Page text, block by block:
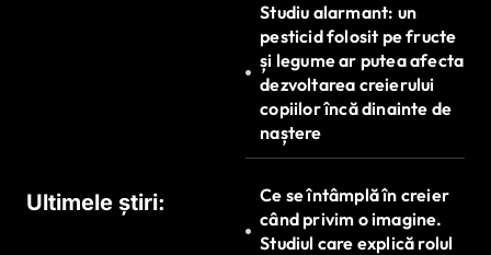
Ultimele știri:
Studiu alarmant: un
pesticid folosit pe fructe
și legume ar putea afecta
dezvoltarea creierului
copiilor încă dinainte de
naștere
Ce se întâmplă în creier
când privim o imagine.
Studiul care explică rolul